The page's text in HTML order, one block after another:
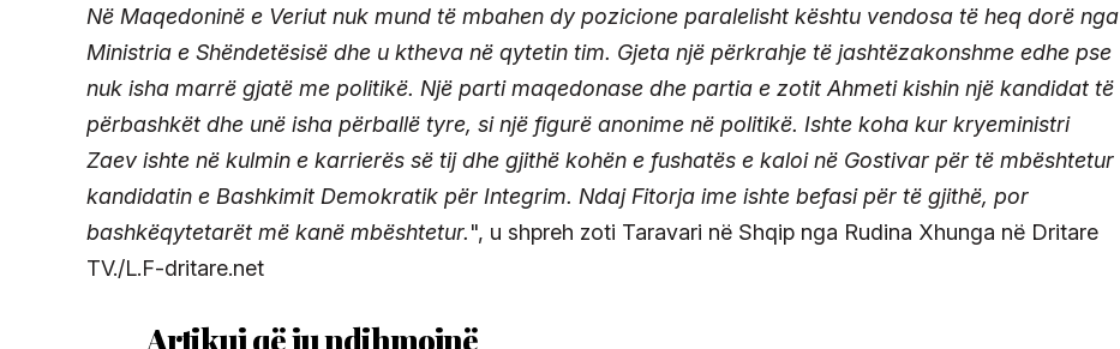
Në Maqedoninë e Veriut nuk mund të mbahen dy pozicione paralelisht kështu vendosa të heq dorë nga
Ministria e Shëndetësisë dhe u ktheva në qytetin tim. Gjeta një përkrahje të jashtëzakonshme edhe pse
nuk isha marrë gjatë me politikë. Një parti maqedonase dhe partia e zotit Ahmeti kishin një kandidat të
përbashkët dhe unë isha përballë tyre, si një figurë anonime në politikë. Ishte koha kur kryeministri
Zaev ishte në kulmin e karrierës së tij dhe gjithë kohën e fushatës e kaloi në Gostivar për të mbështetur
kandidatin e Bashkimit Demokratik për Integrim. Ndaj Fitorja ime ishte befasi për të gjithë, por
bashkëqytetarët më kanë mbështetur.", u shpreh zoti Taravari në Shqip nga Rudina Xhunga në Dritare
TV./L.F-dritare.net